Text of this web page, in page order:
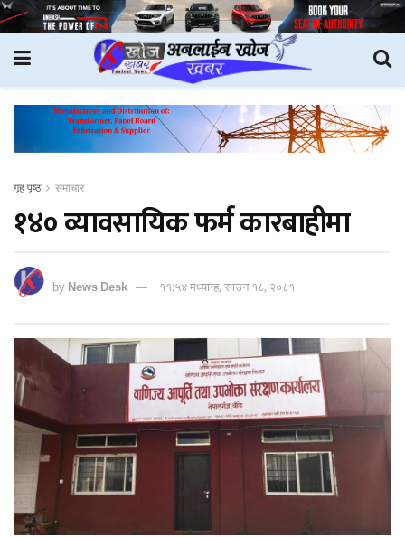
गृह पृष्ठ समाचार
१४० व्यावसायिक फर्म कारबाहीमा
byNews Desk ११:५४ मध्यान्ह, साउन १८, २०८१